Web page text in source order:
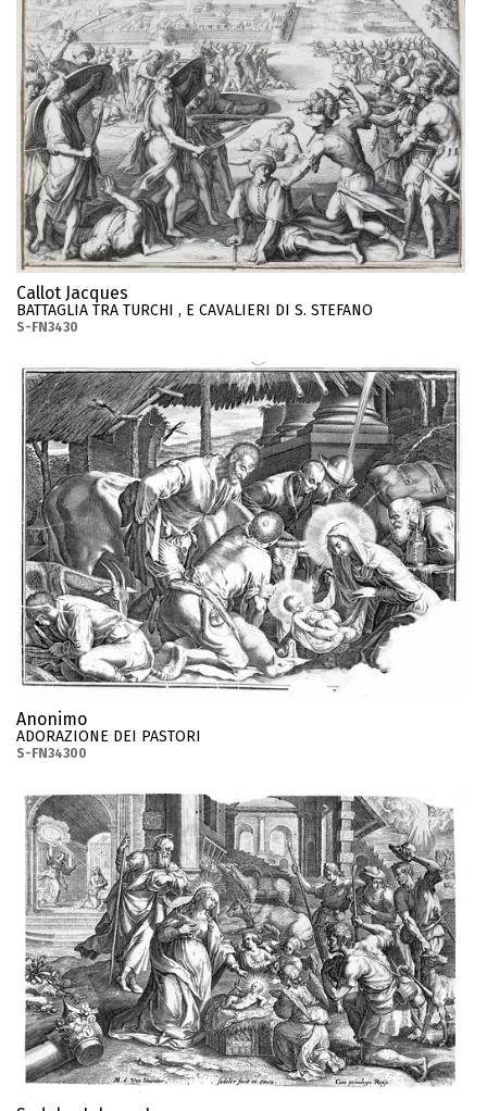
Callot Jacques
BATTAGLIA TRA TURCHI , E CAVALIERI DI S. STEFANO
S-FN3430
Anonimo
ADORAZIONE DEI PASTORI
S-FN34300